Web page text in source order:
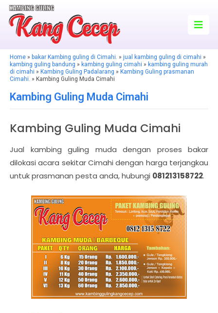
Home » bakar Kambing guling di Cimahi. » jual kambing guling di cimahi »
kambing guling bandung » kambing guling cimahi » kambing guling murah
di cimahi » Kambing Guling Padalarang » Kambing Guling prasmanan
Cimahi. » Kambing Guling Muda Cimahi
Kambing Guling Muda Cimahi
Kambing Guling Muda Cimahi
Jual kambing guling muda dengan proses bakar
dilokasi acara sekitar Cimahi dengan harga terjangkau
untuk prasmanan pesta anda, hubungi 081213158722.